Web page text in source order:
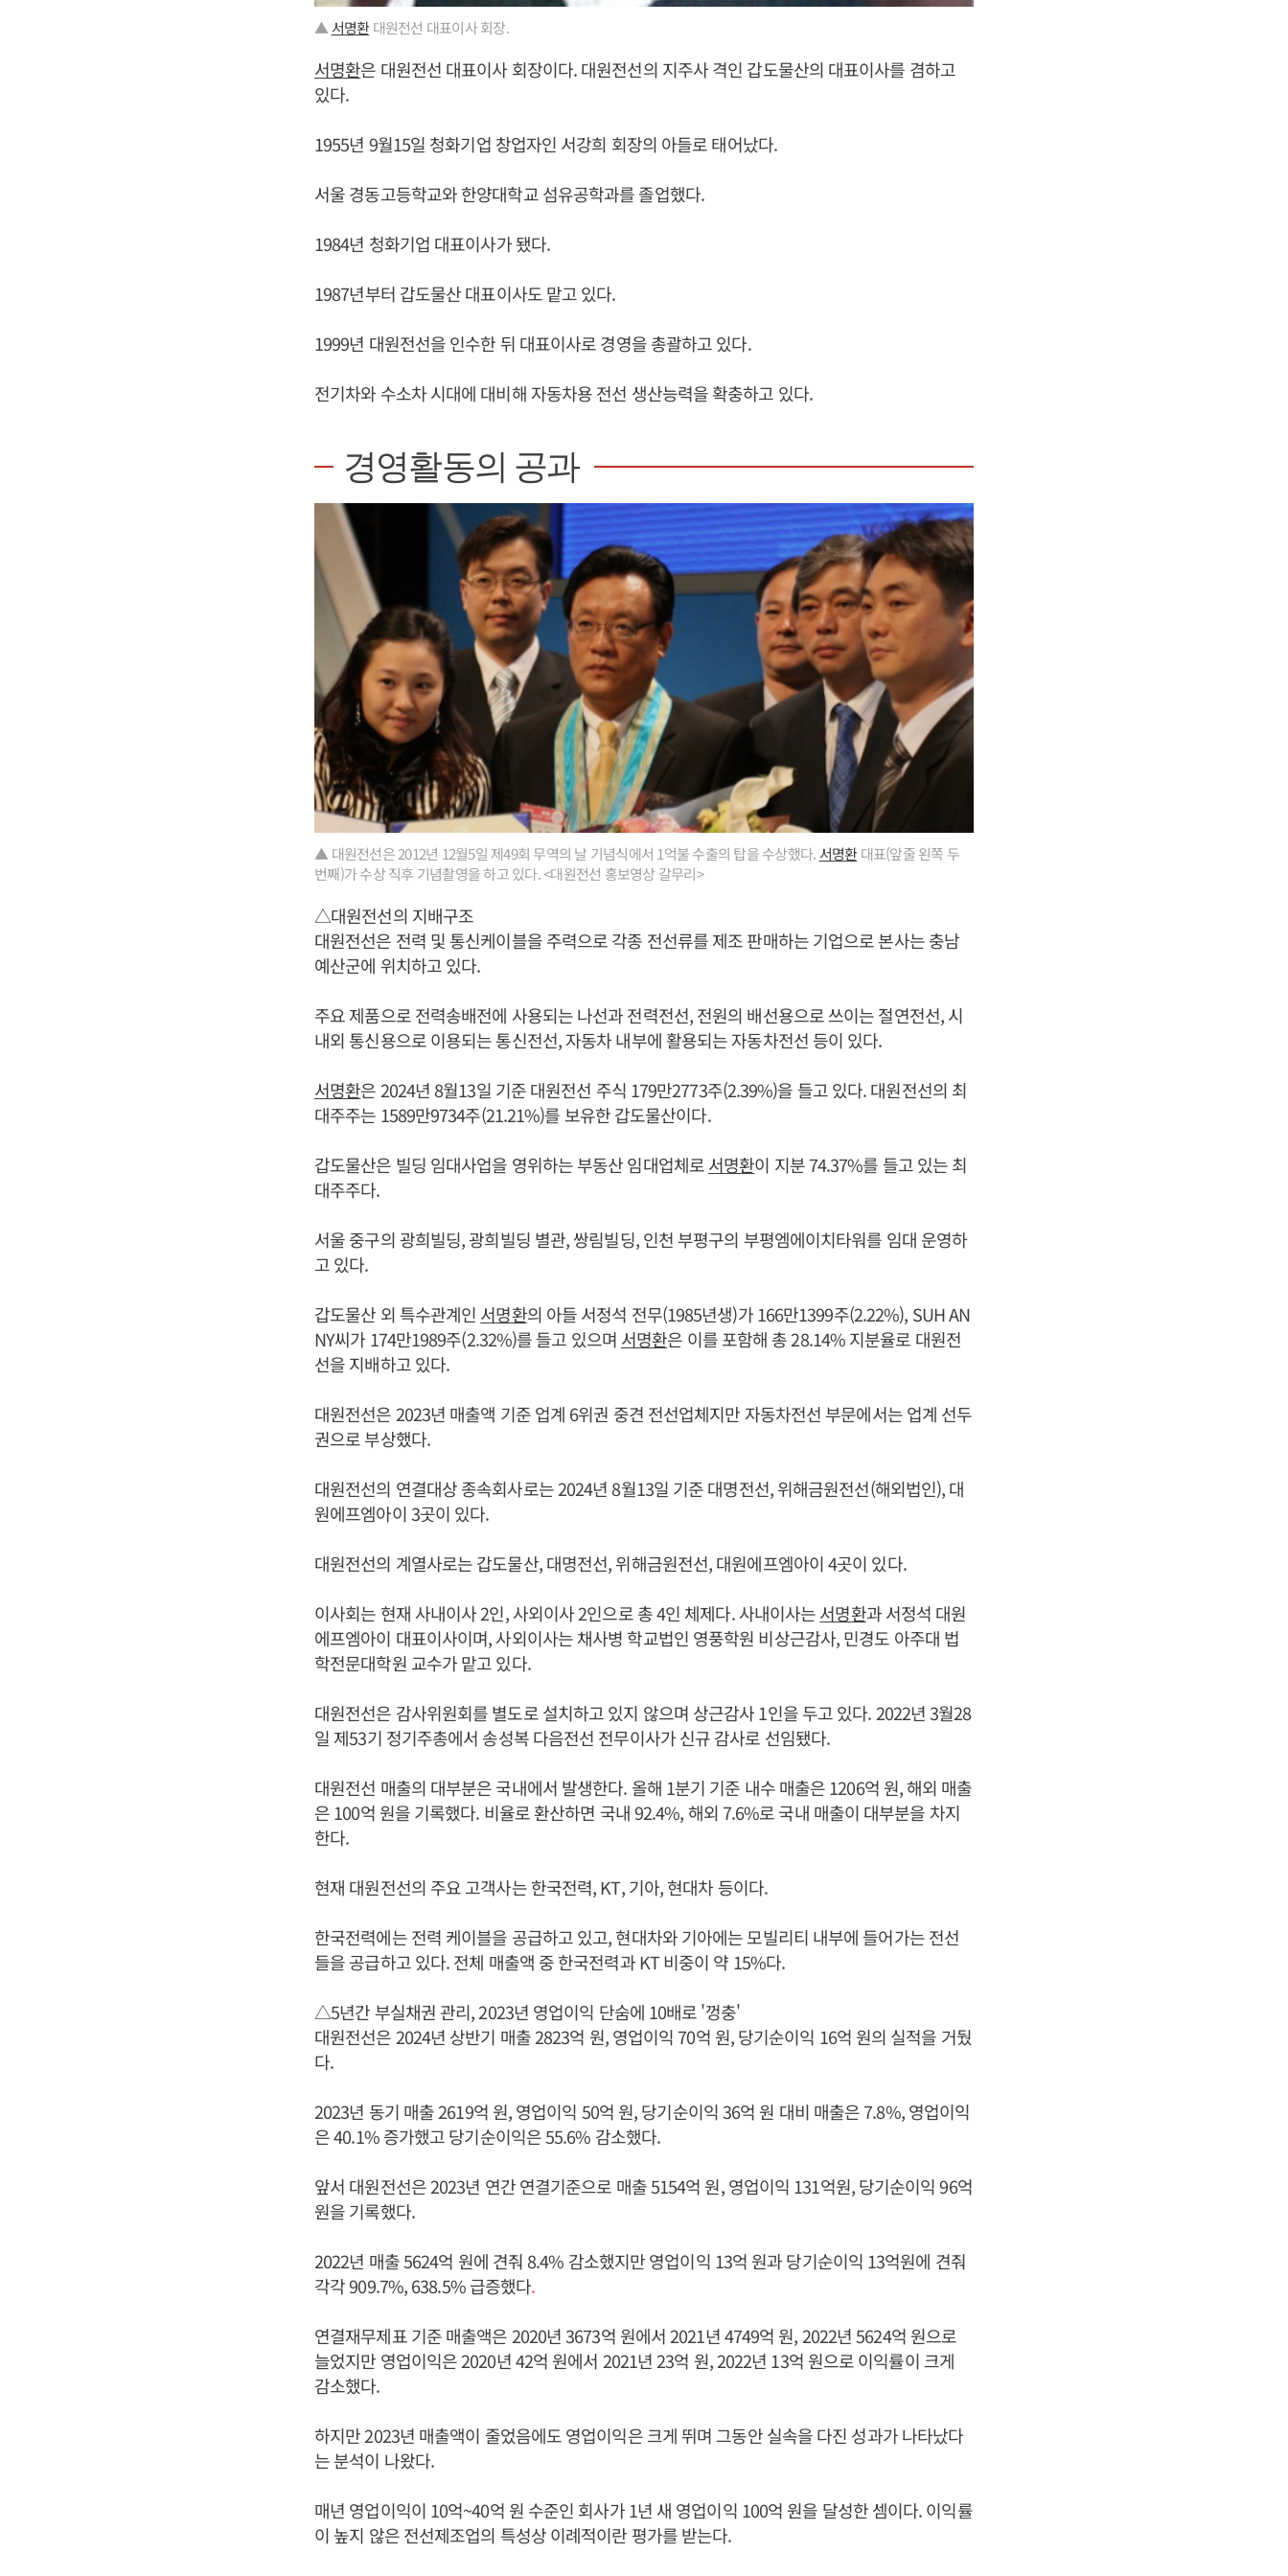
▲ 서명환대원전선 대표이사 회장.
서명환은 대원전선 대표이사 회장이다. 대원전선의 지주사 격인 갑도물산의 대표이사를 겸하고
있다.
1955년 9월15일 청화기업 창업자인 서강희 회장의 아들로 태어났다.
서울 경동고등학교와 한양대학교 섬유공학과를 졸업했다.
1984년 청화기업 대표이사가 됐다.
1987년부터 갑도물산 대표이사도 맡고 있다.
1999년 대원전선을 인수한 뒤 대표이사로 경영을 총괄하고 있다.
전기차와 수소차 시대에 대비해 자동차용 전선 생산능력을 확충하고 있다.
경영활동의 공과
▲ 대원전선은 2012년 12월5일 제49회 무역의 날 기념식에서 1억불 수출의 탑을 수상했다. 서명환대표(앞줄 왼쪽 두
번째)가 수상 직후 기념촬영을 하고 있다. <대원전선 홍보영상 갈무리>
△대원전선의 지배구조
대원전선은 전력 및 통신케이블을 주력으로 각종 전선류를 제조 판매하는 기업으로 본사는 충남
예산군에 위치하고 있다.
주요 제품으로 전력송배전에 사용되는 나선과 전력전선, 전원의 배선용으로 쓰이는 절연전선, 시
내외 통신용으로 이용되는 통신전선, 자동차 내부에 활용되는 자동차전선 등이 있다.
서명환은 2024년 8월13일 기준 대원전선 주식 179만2773주(2.39%)을 들고 있다. 대원전선의 최
대주주는 1589만9734주(21.21%)를 보유한 갑도물산이다.
갑도물산은 빌딩 임대사업을 영위하는 부동산 임대업체로서명환이 지분 74.37%를 들고 있는 최
대주주다.
서울 중구의 광희빌딩, 광희빌딩 별관, 쌍림빌딩, 인천 부평구의 부평엠에이치타워를 임대 운영하
고 있다.
갑도물산 외 특수관계인 서명환의 아들 서정석 전무(1985년생)가 166만1399주(2.22%), SUH AN
NY씨가 174만1989주(2.32%)를 들고 있으며 서명환은 이를 포함해 총 28.14% 지분율로 대원전
선을 지배하고 있다.
대원전선은 2023년 매출액 기준 업계 6위권 중견 전선업체지만 자동차전선 부문에서는 업계 선두
권으로 부상했다.
대원전선의 연결대상 종속회사로는 2024년 8월13일 기준 대명전선, 위해금원전선(해외법인), 대
원에프엠아이 3곳이 있다.
대원전선의 계열사로는 갑도물산, 대명전선, 위해금원전선, 대원에프엠아이 4곳이 있다.
이사회는 현재 사내이사 2인, 사외이사 2인으로 총 4인 체제다. 사내이사는서명환과 서정석 대원
에프엠아이 대표이사이며, 사외이사는 채사병 학교법인 영풍학원 비상근감사, 민경도 아주대 법
학전문대학원 교수가 맡고 있다.
대원전선은 감사위원회를 별도로 설치하고 있지 않으며 상근감사 1인을 두고 있다. 2022년 3월28
일 제53기 정기주총에서 송성복 다음전선 전무이사가 신규 감사로 선임됐다.
대원전선 매출의 대부분은 국내에서 발생한다. 올해 1분기 기준 내수 매출은 1206억 원, 해외 매출
은 100억 원을 기록했다. 비율로 환산하면 국내 92.4%, 해외 7.6%로 국내 매출이 대부분을 차지
한다.
현재 대원전선의 주요 고객사는 한국전력, KT, 기아, 현대차 등이다.
한국전력에는 전력 케이블을 공급하고 있고, 현대차와 기아에는 모빌리티 내부에 들어가는 전선
들을 공급하고 있다. 전체 매출액 중 한국전력과 KT 비중이 약 15%다.
△5년간 부실채권 관리, 2023년 영업이익 단숨에 10배로 '껑충'
대원전선은 2024년 상반기 매출 2823억 원, 영업이익 70억 원, 당기순이익 16억 원의 실적을 거뒀
다.
2023년 동기 매출 2619억 원, 영업이익 50억 원, 당기순이익 36억 원 대비 매출은 7.8%, 영업이익
은 40.1% 증가했고 당기순이익은 55.6% 감소했다.
앞서 대원전선은 2023년 연간 연결기준으로 매출 5154억 원, 영업이익 131억원, 당기순이익 96억
원을 기록했다.
2022년 매출 5624억 원에 견줘 8.4% 감소했지만 영업이익 13억 원과 당기순이익 13억원에 견줘
각각 909.7%, 638.5% 급증했다.
연결재무제표 기준 매출액은 2020년 3673억 원에서 2021년 4749억 원, 2022년 5624억 원으로
늘었지만 영업이익은 2020년 42억 원에서 2021년 23억 원, 2022년 13억 원으로 이익률이 크게
감소했다.
하지만 2023년 매출액이 줄었음에도 영업이익은 크게 뛰며 그동안 실속을 다진 성과가 나타났다
는 분석이 나왔다.
매년 영업이익이 10억~40억 원 수준인 회사가 1년 새 영업이익 100억 원을 달성한 셈이다. 이익률
이 높지 않은 전선제조업의 특성상 이례적이란 평가를 받는다.